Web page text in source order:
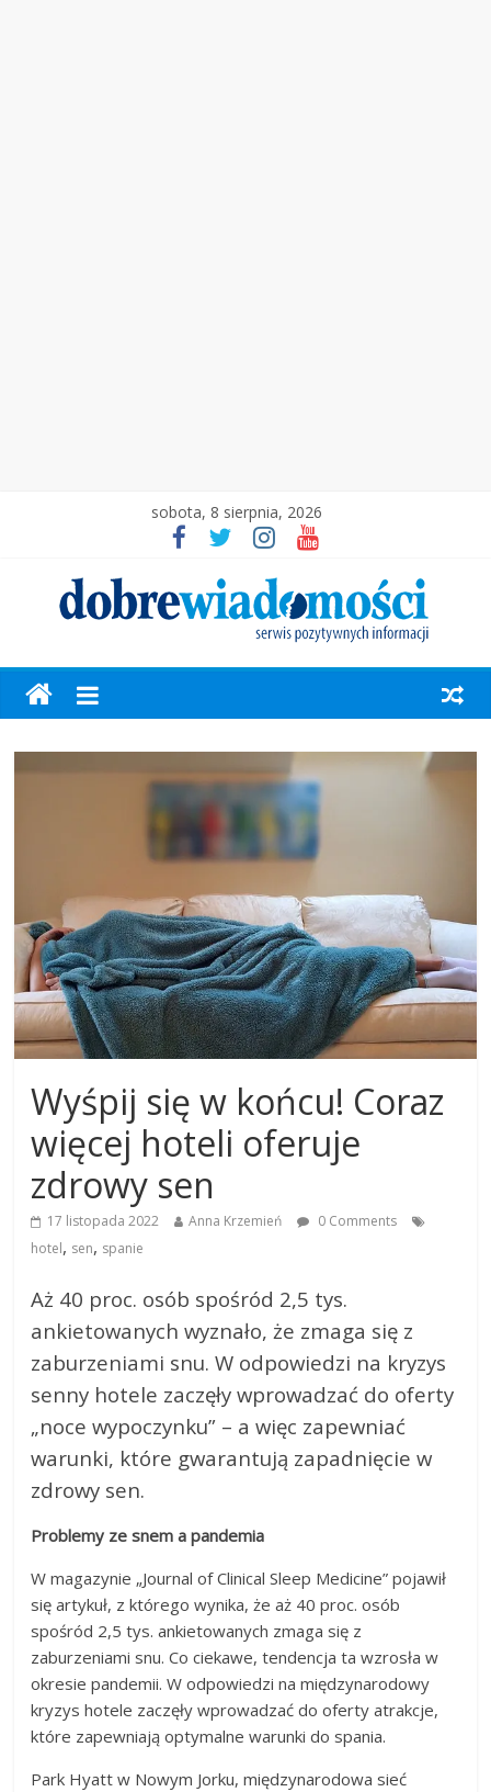
sobota, 8 sierpnia, 2026
Wyśpij się w końcu! Coraz
więcej hoteli oferuje
zdrowy sen
17 listopada 2022 Anna Krzemień
0 Comments
hotel, sen, spanie
Aż 40 proc. osób spośród 2,5 tys.
ankietowanych wyznało, że zmaga się z
zaburzeniami snu. W odpowiedzi na kryzys
senny hotele zaczęły wprowadzać do oferty
„noce wypoczynku” – a więc zapewniać
warunki, które gwarantują zapadnięcie w
zdrowy sen.
Problemy ze snem a pandemia
W magazynie „Journal of Clinical Sleep Medicine” pojawił
się artykuł, z którego wynika, że aż 40 proc. osób
spośród 2,5 tys. ankietowanych zmaga się z
zaburzeniami snu. Co ciekawe, tendencja ta wzrosła w
okresie pandemii. W odpowiedzi na międzynarodowy
kryzys hotele zaczęły wprowadzać do oferty atrakcje,
które zapewniają optymalne warunki do spania.
Park Hyatt w Nowym Jorku, międzynarodowa sieć